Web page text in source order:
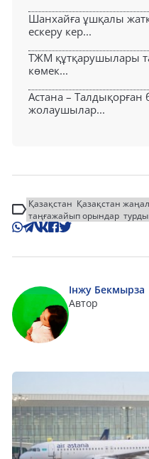
Шанхайға ұшқалы
ескеру кер...
ТЖМ құтқарушылары
көмек...
Астана – Талдықорған
жолаушылар...
Қазақстан Қазақстан
таңғажайып орындар
Інжу Бекмырза
Автор